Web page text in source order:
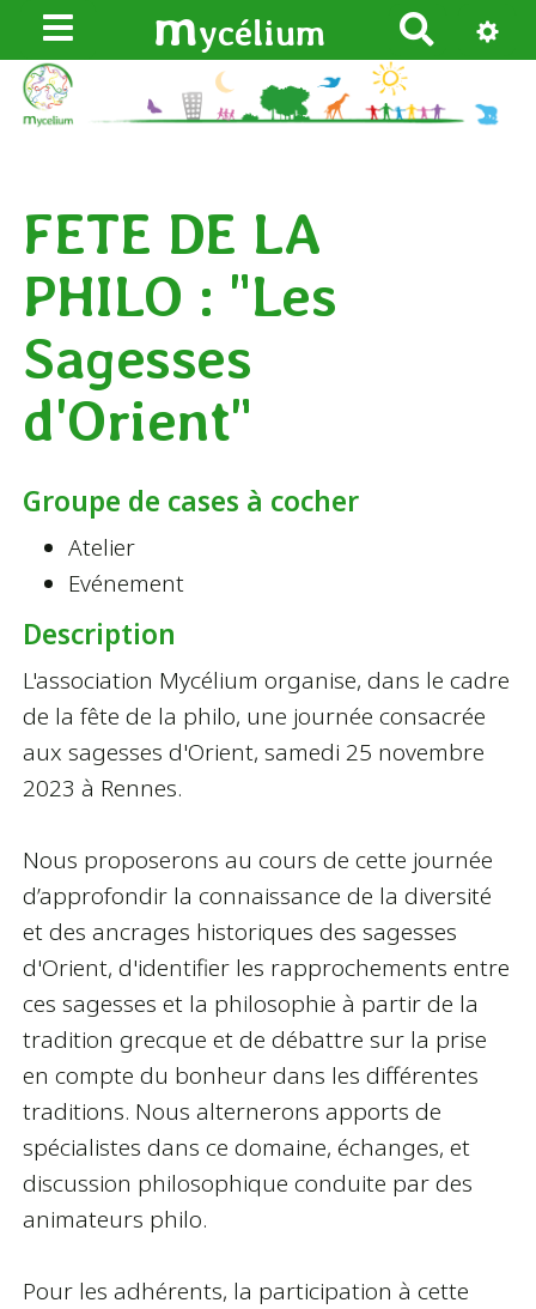
mycélium
e
c
h
FETE DE LA
PHILO : "Les
Sagesses
d'Orient"
Groupe de cases à cocher
Atelier
Evénement
Description
L'association Mycélium organise, dans le cadre
de la fête de la philo, une journée consacrée
aux sagesses d'Orient, samedi 25 novembre
2023 à Rennes.
Nous proposerons au cours de cette journée
d’approfondir la connaissance de la diversité
et des ancrages historiques des sagesses
d'Orient, d'identifier les rapprochements entre
ces sagesses et la philosophie à partir de la
tradition grecque et de débattre sur la prise
en compte du bonheur dans les différentes
traditions. Nous alternerons apports de
spécialistes dans ce domaine, échanges, et
discussion philosophique conduite par des
animateurs philo.
Pour les adhérents, la participation à cette